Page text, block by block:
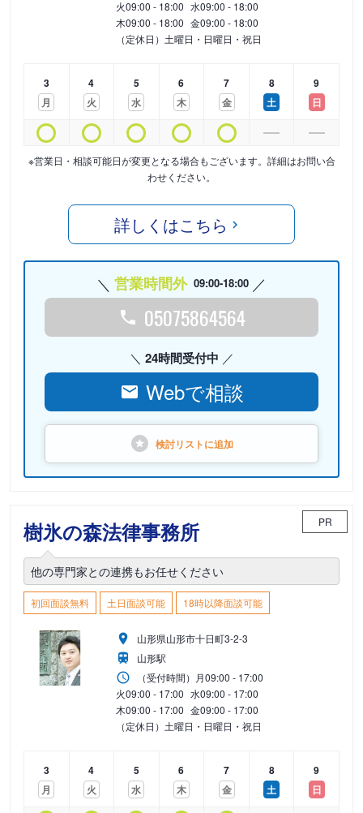
火09:00 - 18:00 水09:00 - 18:00
木09:00 - 18:00 金09:00 - 18:00
（定休日）土曜日・日曜日・祝日
3
月
4
火
5
水
6
木
7
金
8
土
9
日
※営業日・相談可能日が変更となる場合もございます。詳細はお問い合
わせください。
詳しくはこちら
営業時間外 09:00-18:00
05075864564
24時間受付中
Webで相談
検討リストに追加
樹氷の森法律事務所 PR
他の専門家との連携もお任せください
初回面談無料 土日面談可能 18時以降面談可能
山形県山形市十日町3-2-3
山形駅
（受付時間） 月09:00 - 17:00
火09:00 - 17:00 水09:00 - 17:00
木09:00 - 17:00 金09:00 - 17:00
（定休日）土曜日・日曜日・祝日
3
月
4
火
5
水
6
木
7
金
8
土
9
日